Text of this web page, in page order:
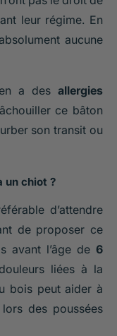
leur régime. En
aucune
a des allergies
ce bâton
son transit ou
un chiot ?
d’attendre
de proposer ce
avant l’âge de 6
liées à la
bois peut aider à
des poussées